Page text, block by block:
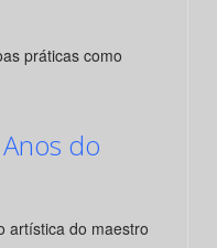
práticas como
do
artística do maestro